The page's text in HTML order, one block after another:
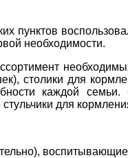
пунктов
необходимости.
столики для
каждой
стульчики для